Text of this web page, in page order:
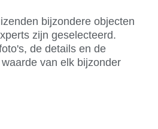
bijzondere objecten
zijn geselecteerd.
de details en de
van elk bijzonder